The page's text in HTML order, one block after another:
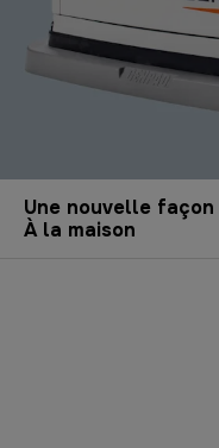
Une nouvelle façon
À la maison